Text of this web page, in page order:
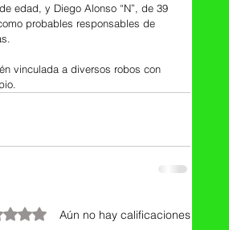
edad, y Diego Alonso “N”, de 39
probables responsables de
vinculada a diversos robos con
0 de 5 estrellas.Aún no hay calificaciones